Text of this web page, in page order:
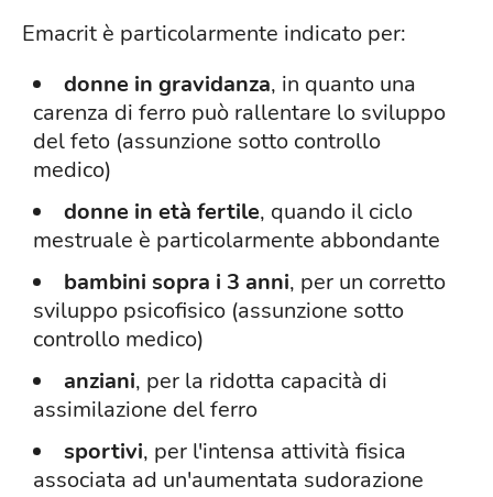
Emacrit è particolarmente indicato per:
donne in gravidanza, in quanto una
carenza di ferro può rallentare lo sviluppo
del feto (assunzione sotto controllo
medico)
donne in età fertile, quando il ciclo
mestruale è particolarmente abbondante
bambini sopra i 3 anni, per un corretto
sviluppo psicofisico (assunzione sotto
controllo medico)
anziani, per la ridotta capacità di
assimilazione del ferro
sportivi, per l'intensa attività fisica
associata ad un'aumentata sudorazione